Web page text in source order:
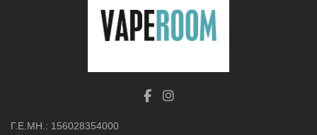
Γ.Ε.ΜΗ.: 156028354000